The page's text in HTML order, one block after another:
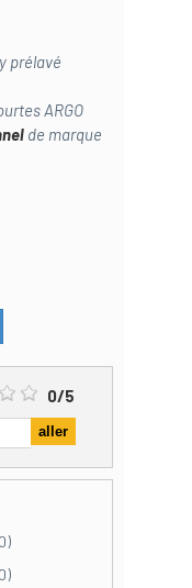
prélavé
ARGO
de marque
0/5